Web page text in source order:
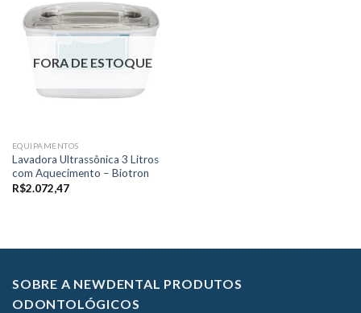
FORA DE ESTOQUE
EQUIPAMENTOS
Lavadora Ultrassônica 3 Litros
com Aquecimento – Biotron
R$2.072,47
SOBRE A NEWDENTAL PRODUTOS
ODONTOLÓGICOS